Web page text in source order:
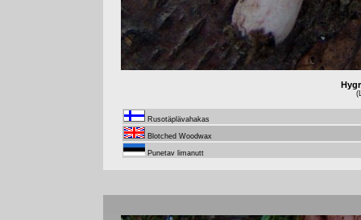
Rusotäplävahakas
Blotched Woodwax
Punetav limanutt